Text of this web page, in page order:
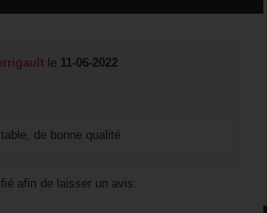
le 11-06-2022
de bonne qualité
afin de laisser un avis.